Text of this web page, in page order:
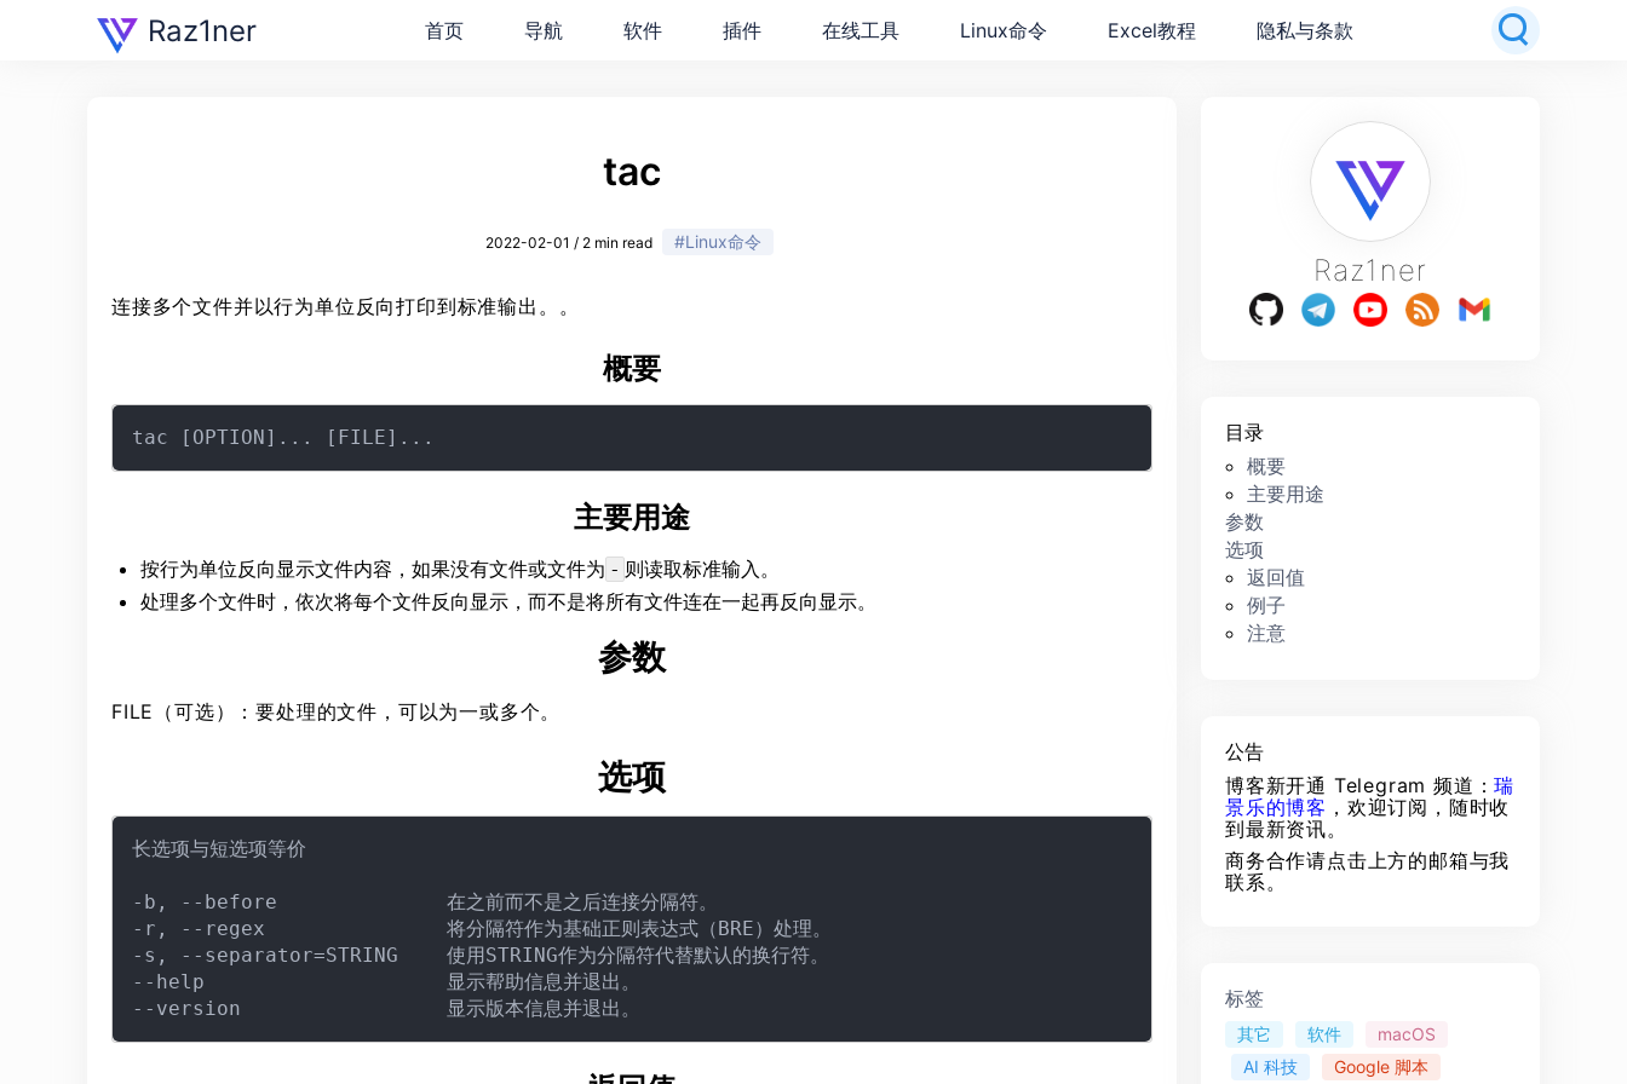
Raz1ner 首页 导航 软件 插件 在线工具 Linux命令 Excel教程 隐私与条款
tac
2022-02-01 / 2 min read #Linux命令
连接多个文件并以行为单位反向打印到标准输出。。
概要
主要用途
按行为单位反向显示文件内容，如果没有文件或文件为 - 则读取标准输入。
处理多个文件时，依次将每个文件反向显示，而不是将所有文件连在一起再反向显示。
参数
FILE（可选）：要处理的文件，可以为一或多个。
选项
长选项与短选项等价
-b, --before              在之前而不是之后连接分隔符。
-r, --regex               将分隔符作为基础正则表达式（BRE）处理。
-s, --separator=STRING    使用STRING作为分隔符代替默认的换行符。
--help                    显示帮助信息并退出。
Raz1ner
目录
概要
主要用途
参数
选项
返回值
例子
注意
公告
博客新开通 Telegram 频道：瑞
景乐的博客 ，欢迎订阅，随时收
到最新资讯。
商务合作请点击上方的邮箱与我
联系。
标签
其它 软件
macOS
AI 科技
Google 脚本